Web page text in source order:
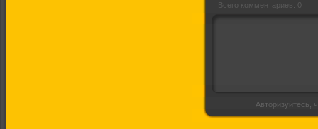
Всего комментариев: 0
Авторизуйтесь,